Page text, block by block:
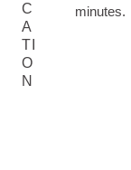
C
A
TI
O
N
minutes.